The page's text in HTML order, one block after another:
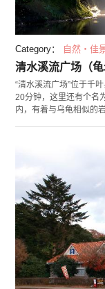
Category： 自然・佳
清水溪流广场（龟
“清水溪流广场”位于千
20分钟，这里还有个名
内，有着与乌龟相似的
早晨6点半到7点左右，